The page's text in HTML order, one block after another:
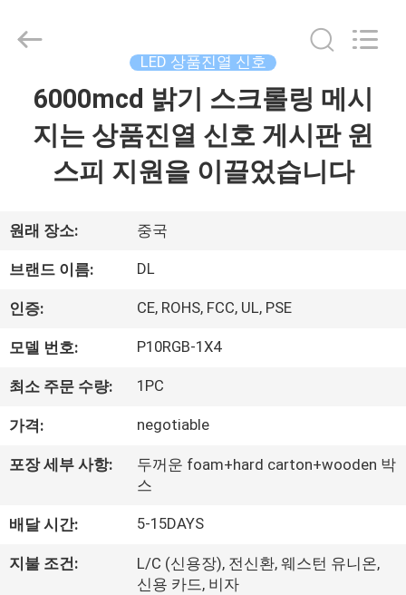
VR
우
리
에
대
여
2026
Reserved.
LED 상품진열 신호
6000mcd 밝기 스크롤링 메시
지는 상품진열 신호 게시판 윈
스피 지원을 이끌었습니다
원래 장소: 중국
브랜드 이름: DL
인증: CE, ROHS, FCC, UL, PSE
모델 번호: P10RGB-1X4
최소 주문 수량: 1PC
가격: negotiable
포장 세부 사항:
두꺼운 foam+hard carton+wooden 박
스
배달 시간: 5-15DAYS
지불 조건:
L/C (신용장), 전신환, 웨스턴 유니온,
신용 카드, 비자